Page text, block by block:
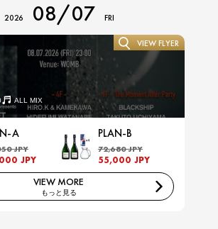
2026 08/07 FRI
ALL MIX
VIEW FLYER
A
JPY
JPY
PLAN-B
72,680 JPY
55,000 JPY
VIEW MORE
もっと見る